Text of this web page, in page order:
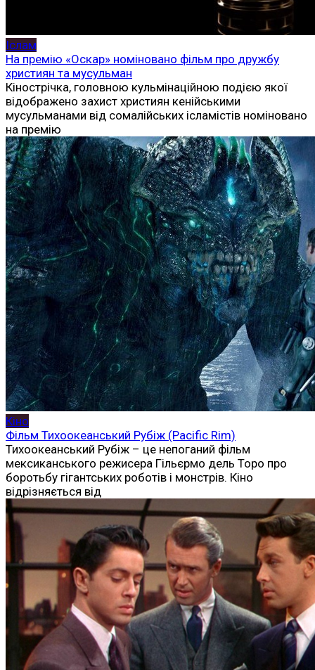
Іслам
На премію «Оскар» номіновано фільм про дружбу
християн та мусульман
Кінострічка, головною кульмінаційною подією якої
відображено захист християн кенійськими
мусульманами від сомалійських ісламістів номіновано
на премію
Кіно
Фільм Тихоокеанський Рубіж (Pacific Rim)
Тихоокеанський Рубіж – це непоганий фільм
мексиканського режисера Гільєрмо дель Торо про
боротьбу гігантських роботів і монстрів. Кіно
відрізняється від